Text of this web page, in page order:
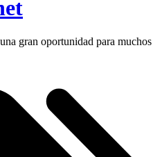
gran oportunidad para muchos